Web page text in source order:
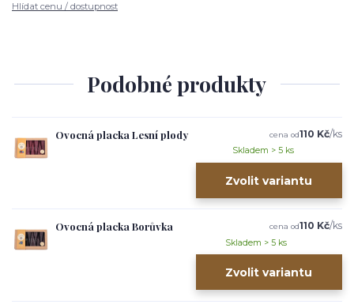
Hlídat cenu / dostupnost
Podobné produkty
Ovocná placka Lesní plody cena od110 Kč/ks
Skladem > 5 ks
Zvolit variantu
Ovocná placka Borůvka cena od110 Kč/ks
Skladem > 5 ks
Zvolit variantu